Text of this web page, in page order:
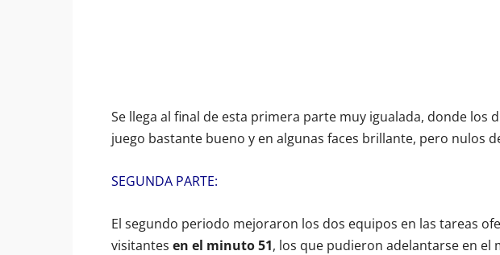
Se llega al final de esta primera parte muy igualada, donde los
juego bastante bueno y en algunas faces brillante, pero nulos
SEGUNDA PARTE:
El segundo periodo mejoraron los dos equipos en las tareas
visitantes en el minuto 51, los que pudieron adelantarse en el